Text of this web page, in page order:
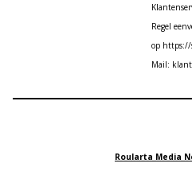
Regel
op https://
Mail:
Roularta Media